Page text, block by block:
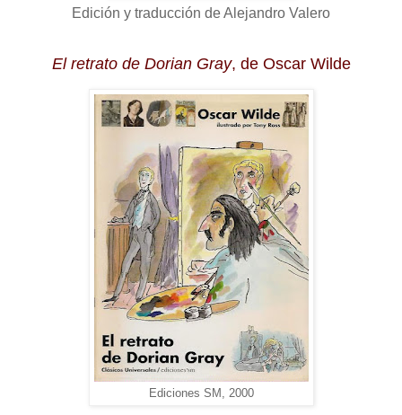
Edición y traducción de Alejandro Valero
El retrato de Dorian Gray, de Oscar Wilde
Ediciones SM, 2000